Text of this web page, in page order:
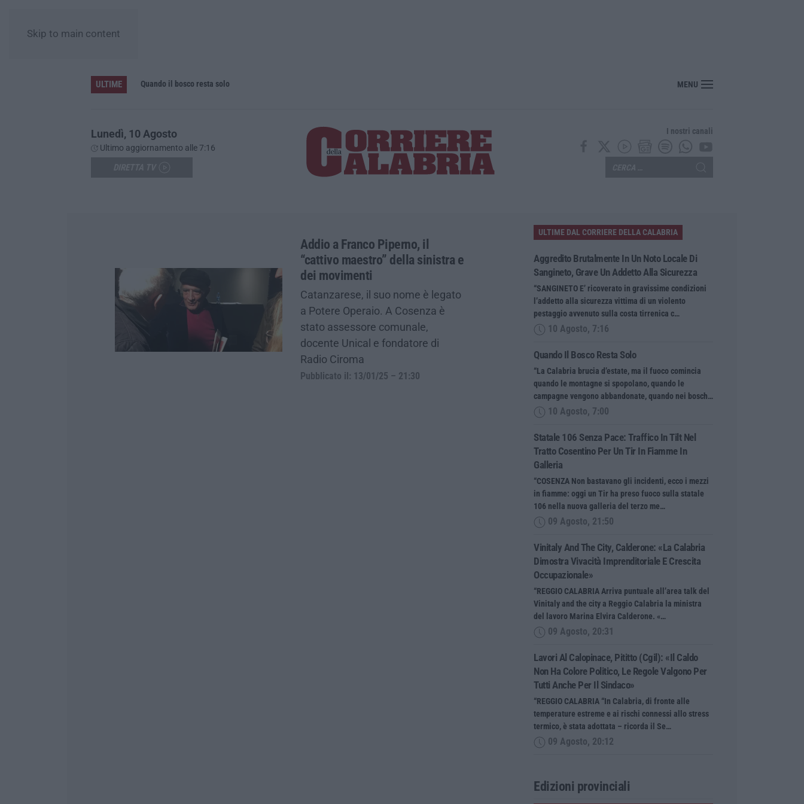
Skip to main content
ULTIME Quando il bosco resta solo Statale 106 senza pace: traffico in tilt nel tratto cosentino per un tir in fiamme in galleria
MENU
Lunedì, 10 Agosto
Ultimo aggiornamento alle 7:16
I nostri canali
Addio a Franco Piperno, il
“cattivo maestro” della sinistra e
dei movimenti
Catanzarese, il suo nome è legato
a Potere Operaio. A Cosenza è
stato assessore comunale,
docente Unical e fondatore di
Radio Ciroma
Pubblicato il: 13/01/25 – 21:30
ULTIME DAL CORRIERE DELLA CALABRIA
Aggredito Brutalmente In Un Noto Locale Di
Sangineto, Grave Un Addetto Alla Sicurezza
“SANGINETO E’ ricoverato in gravissime condizioni
l’addetto alla sicurezza vittima di un violento
pestaggio avvenuto sulla costa tirrenica c…
10 Agosto, 7:16
Quando Il Bosco Resta Solo
“La Calabria brucia d’estate, ma il fuoco comincia
quando le montagne si spopolano, quando le
campagne vengono abbandonate, quando nei bosch…
10 Agosto, 7:00
Statale 106 Senza Pace: Traffico In Tilt Nel
Tratto Cosentino Per Un Tir In Fiamme In
Galleria
“COSENZA Non bastavano gli incidenti, ecco i mezzi
in fiamme: oggi un Tir ha preso fuoco sulla statale
106 nella nuova galleria del terzo me…
09 Agosto, 21:50
Vinitaly And The City, Calderone: «La Calabria
Dimostra Vivacità Imprenditoriale E Crescita
Occupazionale»
“REGGIO CALABRIA Arriva puntuale all’area talk del
Vinitaly and the city a Reggio Calabria la ministra
del lavoro Marina Elvira Calderone. «…
09 Agosto, 20:31
Lavori Al Calopinace, Pititto (Cgil): «Il Caldo
Non Ha Colore Politico, Le Regole Valgono Per
Tutti Anche Per Il Sindaco»
“REGGIO CALABRIA “In Calabria, di fronte alle
temperature estreme e ai rischi connessi allo stress
termico, è stata adottata – ricorda il Se…
09 Agosto, 20:12
Edizioni provinciali